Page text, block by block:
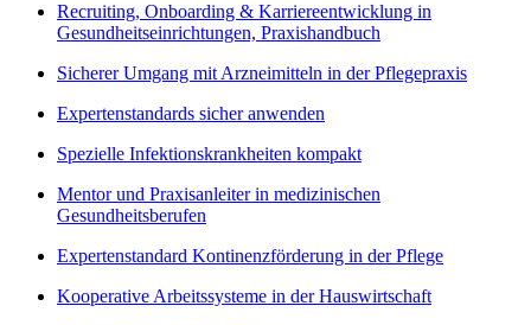
Recruiting, Onboarding & Karriereentwicklung in
Gesundheitseinrichtungen, Praxishandbuch
Sicherer Umgang mit Arzneimitteln in der Pflegepraxis
Expertenstandards sicher anwenden
Spezielle Infektionskrankheiten kompakt
Mentor und Praxisanleiter in medizinischen
Gesundheitsberufen
Expertenstandard Kontinenzförderung in der Pflege
Kooperative Arbeitssysteme in der Hauswirtschaft